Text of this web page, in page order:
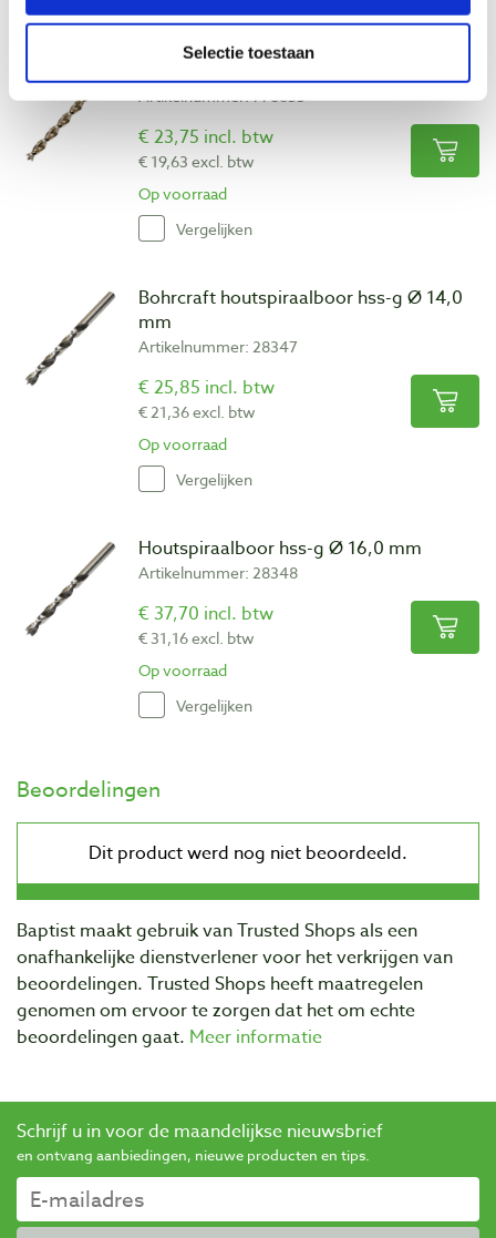
Selectie toestaan
Famag houtspiraalboor hss-g Ø 13,0 mm
Artikelnummer: 778655
€ 23,75 incl. btw
€ 19,63 excl. btw
Op voorraad
Vergelijken
Bohrcraft houtspiraalboor hss-g Ø 14,0
mm
Artikelnummer: 28347
€ 25,85 incl. btw
€ 21,36 excl. btw
Op voorraad
Vergelijken
Houtspiraalboor hss-g Ø 16,0 mm
Artikelnummer: 28348
€ 37,70 incl. btw
€ 31,16 excl. btw
Op voorraad
Vergelijken
Beoordelingen
Baptist maakt gebruik van Trusted Shops als een
onafhankelijke dienstverlener voor het verkrijgen van
beoordelingen. Trusted Shops heeft maatregelen
genomen om ervoor te zorgen dat het om echte
beoordelingen gaat. Meer informatie
Schrijf u in voor de maandelijkse nieuwsbrief
en ontvang aanbiedingen, nieuwe producten en tips.